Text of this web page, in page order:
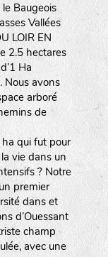
Baugeois
Vallées
LOIR EN
2.5 hectares
Ha
Nous avons
arboré
de
ha qui fut pour
vie dans un
? Notre
premier
dans et
d’Ouessant
champ
avec une